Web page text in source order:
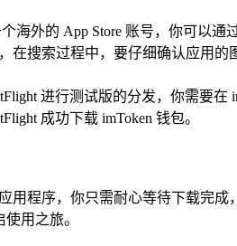
海外的 App Store 账号，你可以
在搜索过程中，要仔细确认应用
进行测试版的分发，你需要
成功下载 imToken 钱包。
用程序，你只需耐心等待下载完
用之旅。